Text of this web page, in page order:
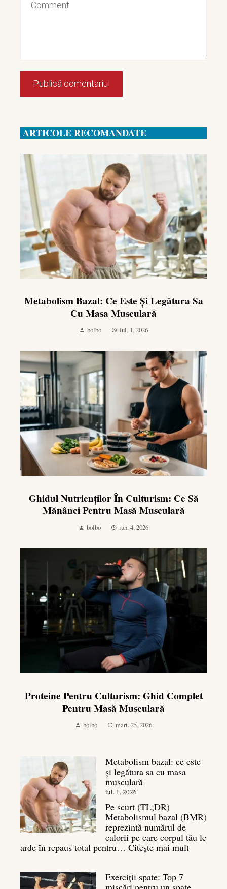
ARTICOLE RECOMANDATE
Metabolism Bazal: Ce Este Și Legătura Sa
Cu Masa Musculară
bolbo iul. 1, 2026
Ghidul Nutrienților În Culturism: Ce Să
Mănânci Pentru Masă Musculară
bolbo iun. 4, 2026
Proteine Pentru Culturism: Ghid Complet
Pentru Masă Musculară
bolbo mart. 25, 2026
Metabolism bazal: ce este
și legătura sa cu masa
musculară
iul. 1, 2026
Pe scurt (TL;DR)
Metabolismul bazal (BMR)
reprezintă numărul de
calorii pe care corpul tău le
arde în repaus total pentru… Citește mai mult:
Exerciții spate: Top 7